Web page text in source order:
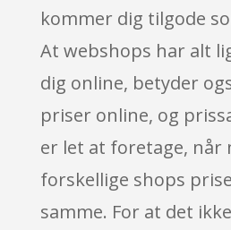
kommer dig tilgode
At webshops har alt
dig online, betyder
priser online, og
er let at foretage, når
forskellige shops
samme. For at det